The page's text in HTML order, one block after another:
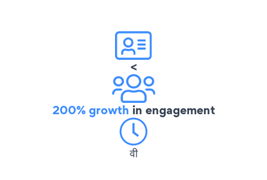
<
200% growth in engagement
वी